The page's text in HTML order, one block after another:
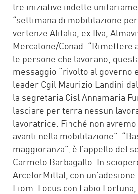
tre iniziative indette
“settimana di mobilitazione
vertenze Alitalia, ex Ilva,
Mercatone/Conad. “Rimettere
le persone che lavorano,
messaggio “rivolto al governo
leader Cgil Maurizio Landini
la segretaria Cisl Annamaria
lasciare per terra nessun
lavoratrice. Finché non
avanti nella mobilitazione”.
maggioranza”, è l’appello del
Carmelo Barbagallo. In
ArcelorMittal, con un’adesione
Fiom. Focus con Fabio